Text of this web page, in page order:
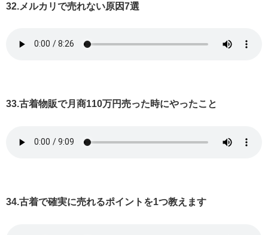
32.メルカリで売れない原因7選
33.古着物販で月商110万円売った時にやったこと
34.古着で確実に売れるポイントを1つ教えます